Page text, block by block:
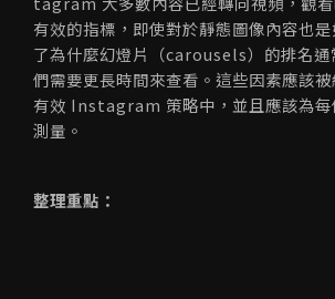
有效的指標，即使對於靜態圖像內容也
了為什麼幻燈片（carousels）的排名通
們需要更長時間來查看。這些因素應該
有效 Instagram 策略中，並且應該為每
測量。
整理重點：